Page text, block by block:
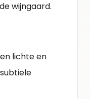
wijngaard.
lichte en